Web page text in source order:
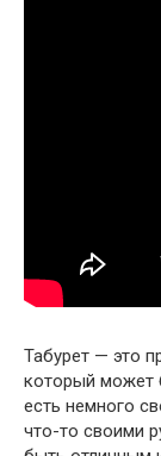
Табурет — это
который может
есть немного
что-то своими